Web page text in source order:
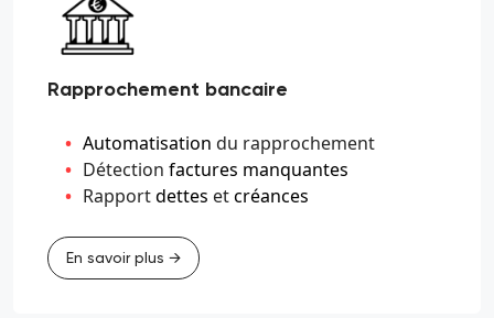
Rapprochement bancaire
Automatisation du rapprochement
Détection factures manquantes
Rapportdettes etcréances
En savoir plus →